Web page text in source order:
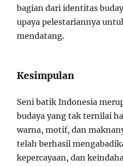
bagian dari identitas
upaya pelestariannya
mendatang.
Kesimpulan
Seni batik Indonesia
budaya yang tak ternilai
warna, motif, dan
telah berhasil
kepercayaan, dan